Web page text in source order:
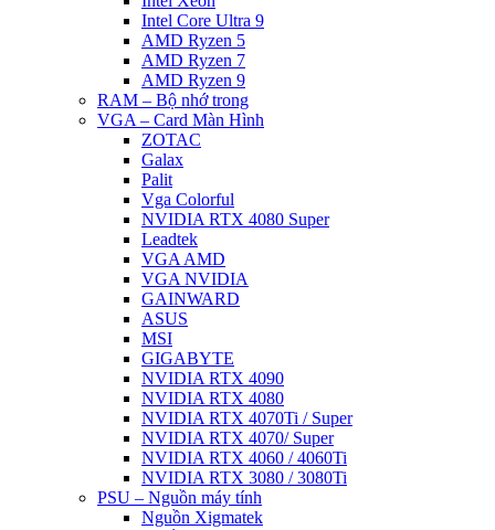
Intel Core Ultra 9
AMD Ryzen 5
AMD Ryzen 7
AMD Ryzen 9
RAM – Bộ nhớ trong
VGA – Card Màn Hình
ZOTAC
Galax
Palit
Vga Colorful
NVIDIA RTX 4080 Super
Leadtek
VGA AMD
VGA NVIDIA
GAINWARD
ASUS
MSI
GIGABYTE
NVIDIA RTX 4090
NVIDIA RTX 4080
NVIDIA RTX 4070Ti / Super
NVIDIA RTX 4070/ Super
NVIDIA RTX 4060 / 4060Ti
NVIDIA RTX 3080 / 3080Ti
PSU – Nguồn máy tính
Nguồn Xigmatek